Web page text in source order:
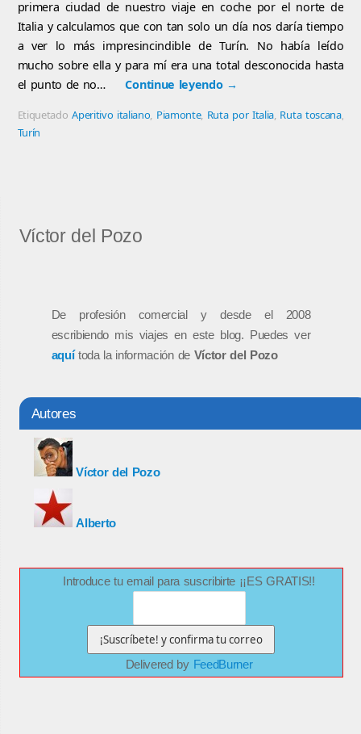
primera ciudad de nuestro viaje en coche por el norte de
Italia y calculamos que con tan solo un día nos daría tiempo
a ver lo más impresincindible de Turín. No había leído
mucho sobre ella y para mí era una total desconocida hasta
el punto de no…
Continue leyendo →
EtiquetadoAperitivo italiano, Piamonte, Ruta por Italia, Ruta toscana,
Turín
Víctor del Pozo
De profesión comercial y desde el 2008
escribiendo mis viajes en este blog. Puedes ver
aquítoda la información de Víctor del Pozo
Autores
Víctor del Pozo
Alberto
Introduce tu email para suscribirte ¡¡ES GRATIS!!
Delivered by FeedBurner